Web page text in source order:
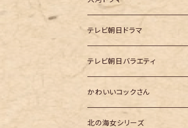
大河ドラマ「鎌倉殿の13人」
大河ドラマ「どうする家康」
大河ドラマ「光る君へ」
大河ドラマ「べらぼう」
テレビ朝日ドラマ
テレ朝「ドクターX」
テレビ朝日バラエティ
テレ朝「MUSIC STATION」
テレ朝「GOちゃん＆Mymelody」
かわいいコックさん
北の海女シリーズ